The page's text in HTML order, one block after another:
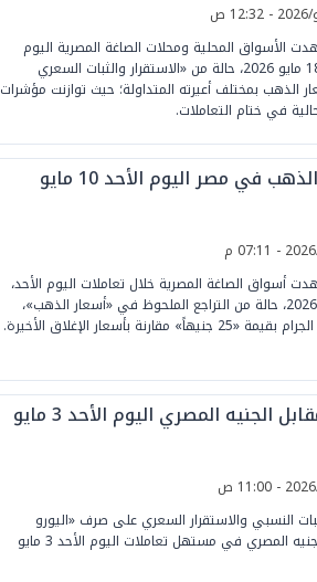
الأسواق المحلية ومحلات الصاغة المصرية اليوم
الإثنين، الموافق 18 مايو 2026، حالة من «الاستقرار والثبات السعري
الذهب بمختلف أعيرته المتداولة؛ حيث توازنت مؤشرات
في ختام التعاملات.
تراجع أسعار الذهب في مصر اليوم الأحد 10 مايو
أسواق الصاغة المصرية خلال تعاملات اليوم الأحد،
الموافق 10 مايو 2026، حالة من التراجع الملحوظ في «أسعار الذهب»،
بأسعار الإغلاق الأخيرة.
سعر اليورو مقابل الجنيه المصري اليوم الأحد 3 مايو
النسبي والاستقرار السعري على صرف «اليورو
الأوروبي» أمام الجنيه المصري في مستهل تعاملات اليوم الأحد 3 مايو